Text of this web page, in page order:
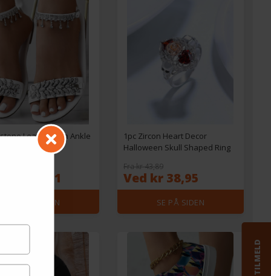
TILMELD
Leaf Pattern Ankle
kr 149,31
SE PÅ SIDEN
1pc Zircon Heart Decor
Halloween Skull Shaped Ring
Fra kr 43,89
Ved kr 38,95
SE PÅ SIDEN